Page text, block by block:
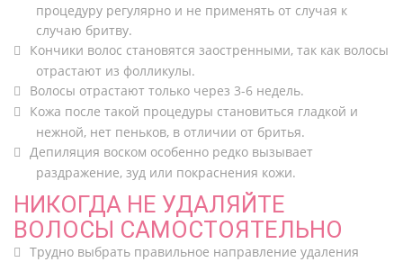
процедуру регулярно и не применять от случая к
случаю бритву.
Кончики волос становятся заостренными, так как волосы
отрастают из фолликулы.
Волосы отрастают только через 3-6 недель.
Кожа после такой процедуры становиться гладкой и
нежной, нет пеньков, в отличии от бритья.
Депиляция воском особенно редко вызывает
раздражение, зуд или покраснения кожи.
НИКОГДА НЕ УДАЛЯЙТЕ
ВОЛОСЫ САМОСТОЯТЕЛЬНО
Трудно выбрать правильное направление удаления